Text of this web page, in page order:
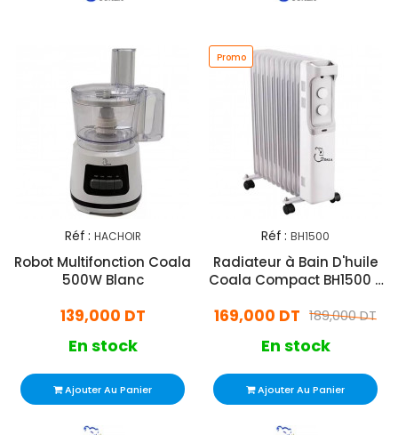
Réf : HACHOIR
Robot Multifonction Coala
500W Blanc
139,000 DT
En stock
Ajouter Au Panier
Promo
Réf : BH1500
Radiateur à Bain D'huile
Coala Compact BH1500 7
189,000 DT
169,000 DT
En stock
Ajouter Au Panier